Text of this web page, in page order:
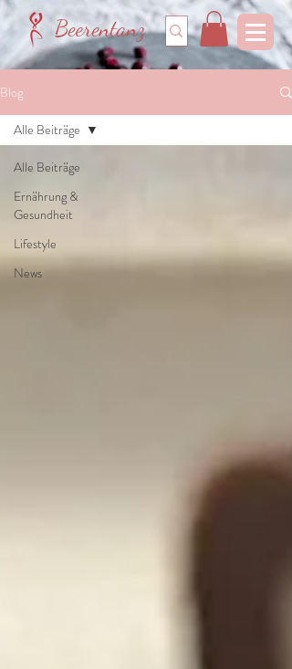
Beerentanz
Blog
Alle Beiträge
Ernährung &
Gesundheit
Lifestyle
News
Alle Beiträge